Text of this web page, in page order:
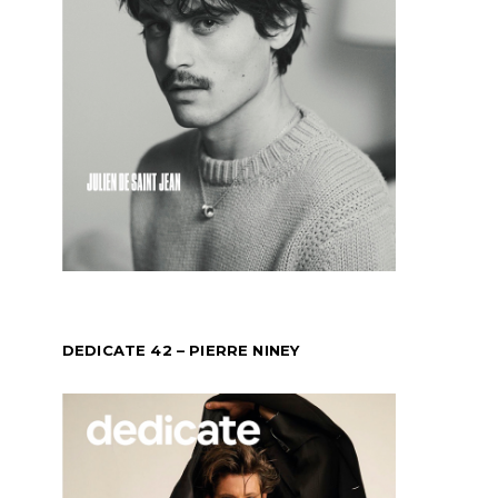
DEDICATE 42 – PIERRE NINEY